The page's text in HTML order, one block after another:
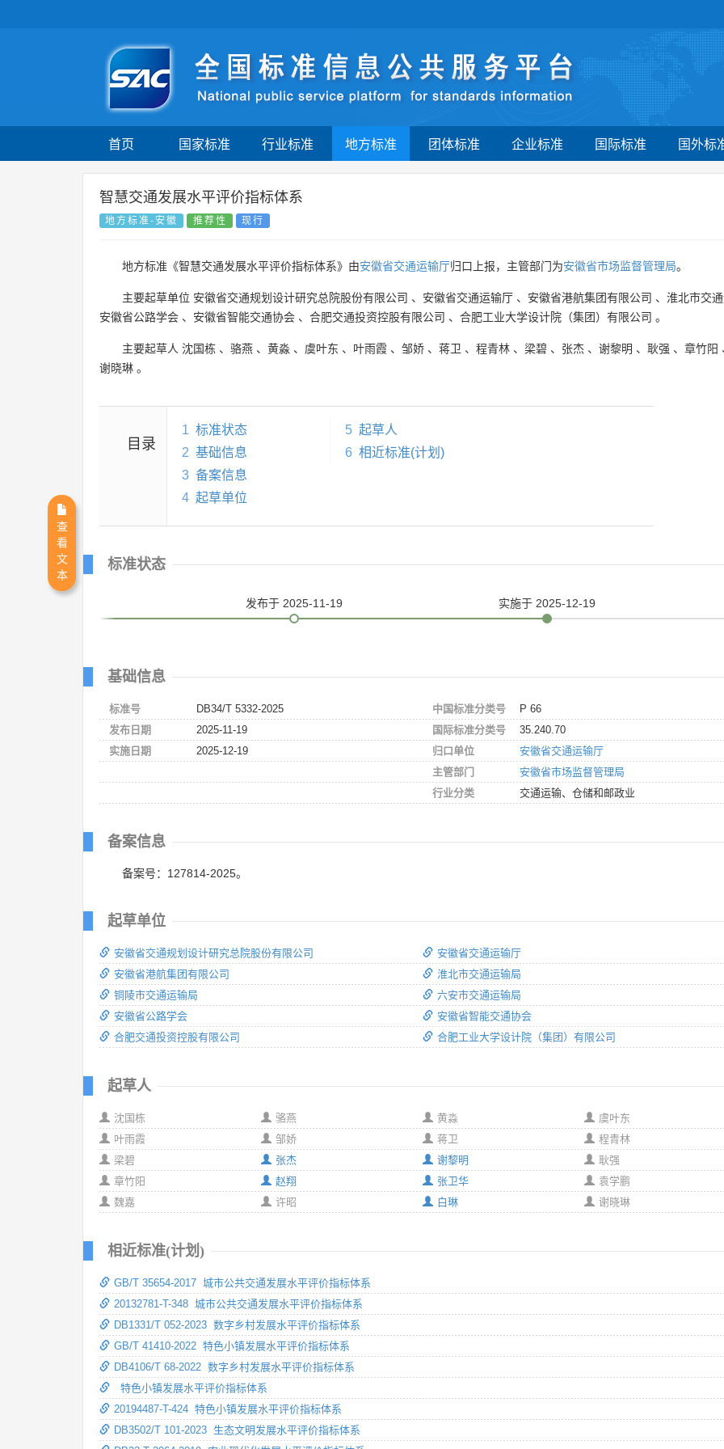
首页 国家标准 行业标准 地方标准 团体标准 企业标准 国际标准 国外标
智慧交通发展水平评价指标体系
地方标准-安徽 推荐性 现行
地方标准《智慧交通发展水平评价指标体系》由安徽省交通运输厅归口上报，主管部门为安徽省市场监督管理局。
主要起草单位 安徽省交通规划设计研究总院股份有限公司 、 安徽省交通运输厅 、 安徽省港航集团有限公司 、 淮北市交
安徽省公路学会 、 安徽省智能交通协会 、 合肥交通投资控股有限公司 、 合肥工业大学设计院（集团）有限公司 。
主要起草人 沈国栋 、 骆燕 、 黄淼 、 虞叶东 、 叶雨霞 、 邹娇 、 蒋卫 、 程青林 、 梁碧 、 张杰 、 谢黎明 、 耿强 、 章竹阳
谢晓琳 。
目录
1 标准状态
2 基础信息
3 备案信息
4 起草单位
5 起草人
6 相近标准(计划)
标准状态
发布于 2025-11-19 实施于 2025-12-19
基础信息
标准号
DB34/T 5332-2025
发布日期
2025-11-19
实施日期
2025-12-19
中国标准分类号
P 66
国际标准分类号
35.240.70
归口单位
安徽省交通运输厅
主管部门
安徽省市场监督管理局
行业分类
交通运输、仓储和邮政业
备案信息
备案号：127814-2025。
起草单位
安徽省交通规划设计研究总院股份有限公司
安徽省港航集团有限公司
铜陵市交通运输局
安徽省公路学会
合肥交通投资控股有限公司
安徽省交通运输厅
淮北市交通运输局
六安市交通运输局
安徽省智能交通协会
合肥工业大学设计院（集团）有限公司
起草人
沈国栋
骆燕
叶雨霞
邹娇
梁碧
张杰
章竹阳
赵翔
魏嘉
许昭
黄淼
虞叶东
蒋卫
程青林
谢黎明
耿强
张卫华
袁学鹏
白琳
谢晓琳
相近标准(计划)
GB/T 35654-2017 城市公共交通发展水平评价指标体系
20132781-T-348 城市公共交通发展水平评价指标体系
DB1331/T 052-2023 数字乡村发展水平评价指标体系
GB/T 41410-2022 特色小镇发展水平评价指标体系
DB4106/T 68-2022 数字乡村发展水平评价指标体系
特色小镇发展水平评价指标体系
20194487-T-424 特色小镇发展水平评价指标体系
DB3502/T 101-2023 生态文明发展水平评价指标体系
查
看
文
本